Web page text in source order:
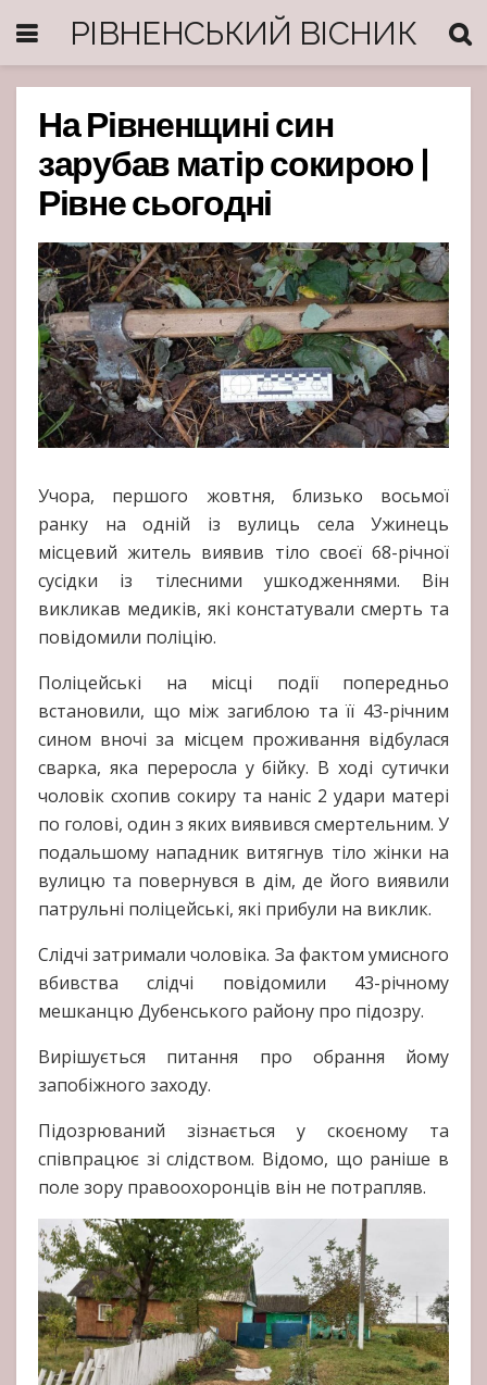
РІВНЕНСЬКИЙ ВІСНИК
На Рівненщині син
зарубав матір сокирою |
Рівне сьогодні
Учора, першого жовтня, близько восьмої
ранку на одній із вулиць села Ужинець
місцевий житель виявив тіло своєї 68-річної
сусідки із тілесними ушкодженнями. Він
викликав медиків, які констатували смерть та
повідомили поліцію.
Поліцейські на місці події попередньо
встановили, що між загиблою та її 43-річним
сином вночі за місцем проживання відбулася
сварка, яка переросла у бійку. В ході сутички
чоловік схопив сокиру та наніс 2 удари матері
по голові, один з яких виявився смертельним. У
подальшому нападник витягнув тіло жінки на
вулицю та повернувся в дім, де його виявили
патрульні поліцейські, які прибули на виклик.
Слідчі затримали чоловіка. За фактом умисного
вбивства слідчі повідомили 43-річному
мешканцю Дубенського району про підозру.
Вирішується питання про обрання йому
запобіжного заходу.
Підозрюваний зізнається у скоєному та
співпрацює зі слідством. Відомо, що раніше в
поле зору правоохоронців він не потрапляв.